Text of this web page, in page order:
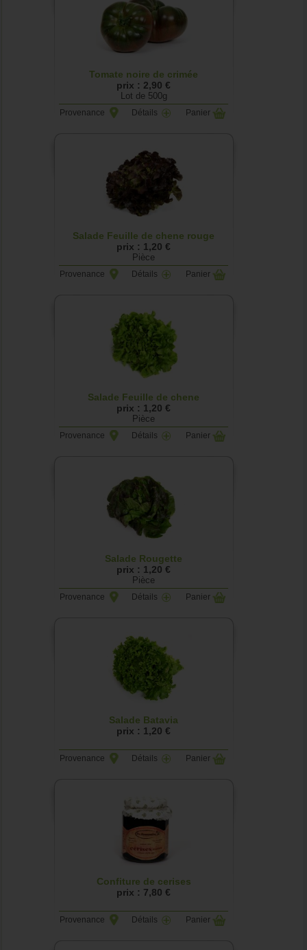
Tomate noire de crimée
prix : 2,90 €
Lot de 500g
Provenance Détails Panier
Salade Feuille de chene rouge
prix : 1,20 €
Pièce
Provenance Détails Panier
Salade Feuille de chene
prix : 1,20 €
Pièce
Provenance Détails Panier
Salade Rougette
prix : 1,20 €
Pièce
Provenance Détails Panier
Salade Batavia
prix : 1,20 €
Provenance Détails Panier
Confiture de cerises
prix : 7,80 €
Provenance Détails Panier